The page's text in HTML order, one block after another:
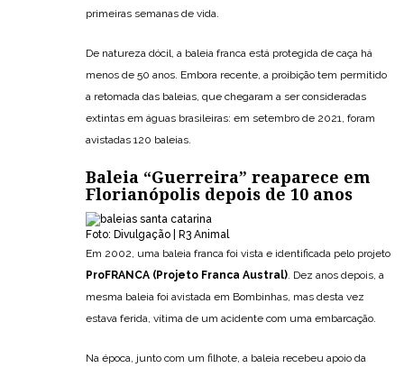
primeiras semanas de vida.
De natureza dócil, a baleia franca está protegida de caça há
menos de 50 anos. Embora recente, a proibição tem permitido
a retomada das baleias, que chegaram a ser consideradas
extintas em águas brasileiras: em setembro de 2021, foram
avistadas 120 baleias.
Baleia “Guerreira” reaparece em
Florianópolis depois de 10 anos
Foto: Divulgação | R3 Animal
Em 2002, uma baleia franca foi vista e identificada pelo projeto
ProFRANCA (Projeto Franca Austral). Dez anos depois, a
mesma baleia foi avistada em Bombinhas, mas desta vez
estava ferida, vítima de um acidente com uma embarcação.
Na época, junto com um filhote, a baleia recebeu apoio da